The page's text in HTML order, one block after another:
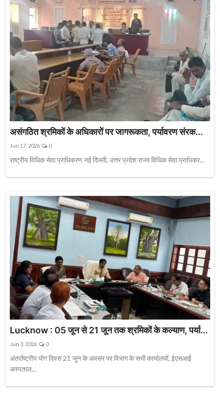
असंगठित श्रमिकों के अधिकारों पर जागरूकता, पर्यावरण संरक...
Jun 17, 2026 0
राष्ट्रीय विधिक सेवा प्राधिकरण नई दिल्ली, उत्तर प्रदेश राज्य विधिक सेवा प्राधिकर...
Lucknow : 05 जून से 21 जून तक श्रमिकों के कल्याण, पर्या...
Jun 3, 2026 0
अंतर्राष्ट्रीय योग दिवस 21 जून के अवसर पर विभाग के सभी कार्यालयों, ईएसआई
अस्पताल...